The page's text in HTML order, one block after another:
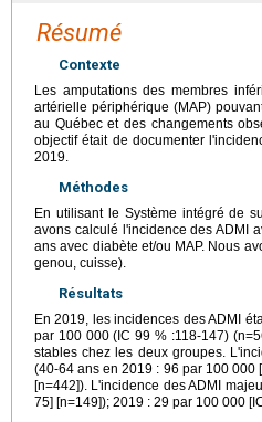
Résumé
Contexte
Les amputations des membres
artérielle périphérique (MAP)
au Québec et des changements
objectif était de documenter
2019.
Méthodes
En utilisant le Système intégré de
avons calculé l'incidence des ADMI
ans avec diabète et/ou MAP. Nous
genou, cuisse).
Résultats
En 2019, les incidences des ADMI
par 100 000 (IC 99 % :118-147)
stables chez les deux groupes.
(40-64 ans en 2019 : 96 par 100 000
[n=442]). L'incidence des ADMI
75] [n=149]); 2019 : 29 par 100 000